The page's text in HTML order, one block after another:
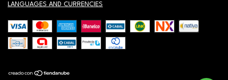
LANGUAGES AND CURRENCIES